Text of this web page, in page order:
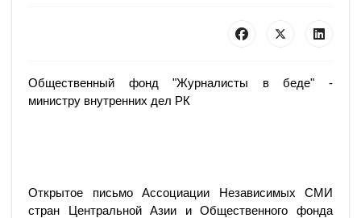
Общественный фонд "Журналисты в беде" -
министру внутренних дел РК
Открытое письмо Ассоциации Независимых СМИ
стран Центральной Азии и Общественного фонда